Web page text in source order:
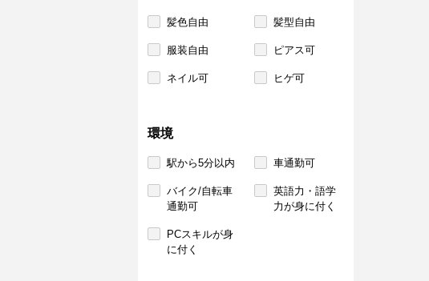
髪色自由 髪型自由
服装自由 ピアス可
ネイル可 ヒゲ可
環境
駅から5分以内 車通勤可
バイク/自転車
通勤可
英語力・語学
力が身に付く
PCスキルが身
に付く